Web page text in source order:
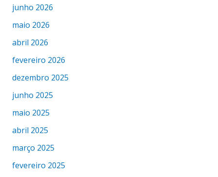
junho 2026
maio 2026
abril 2026
fevereiro 2026
dezembro 2025
junho 2025
maio 2025
abril 2025
março 2025
fevereiro 2025